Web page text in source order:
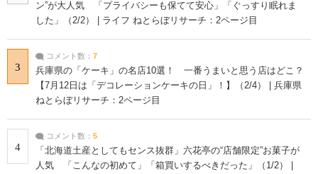
ン”が大人気 「プライバシーも保てて安心」「ぐっすり眠れま
した」（2/2） | ライフ ねとらぼリサーチ：2ページ目
3
コメント数： 7
兵庫県の「ケーキ」の名店10選！ 一番うまいと思う店はどこ？
【7月12日は「デコレーションケーキの日」！】（2/4） | 兵庫県
ねとらぼリサーチ：2ページ目
4
コメント数： 5
「北海道土産としてもセンス抜群」六花亭の“店舗限定”お菓子が
人気 「こんなの初めて」「箱買いするべきだった」（1/2） |